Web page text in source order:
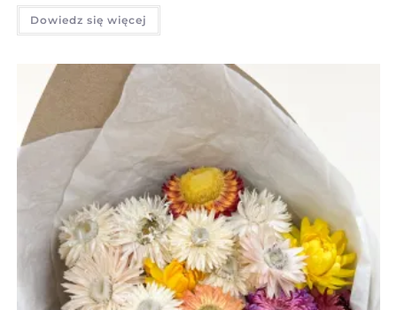
Dowiedz się więcej